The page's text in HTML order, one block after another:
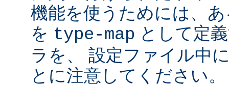
機能を使うためには、
を type-map として定
ラを、 設定ファイル中
とに注意してください